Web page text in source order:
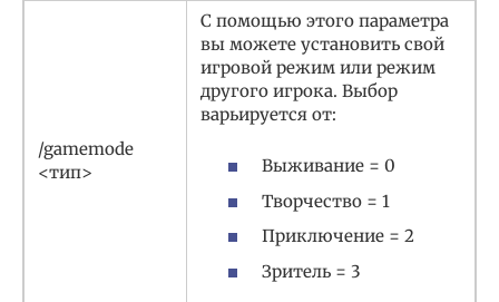
/gamemode
<тип>
С помощью этого параметра
вы можете установить свой
игровой режим или режим
другого игрока. Выбор
варьируется от:
Выживание = 0
Творчество = 1
Приключение = 2
Зритель = 3